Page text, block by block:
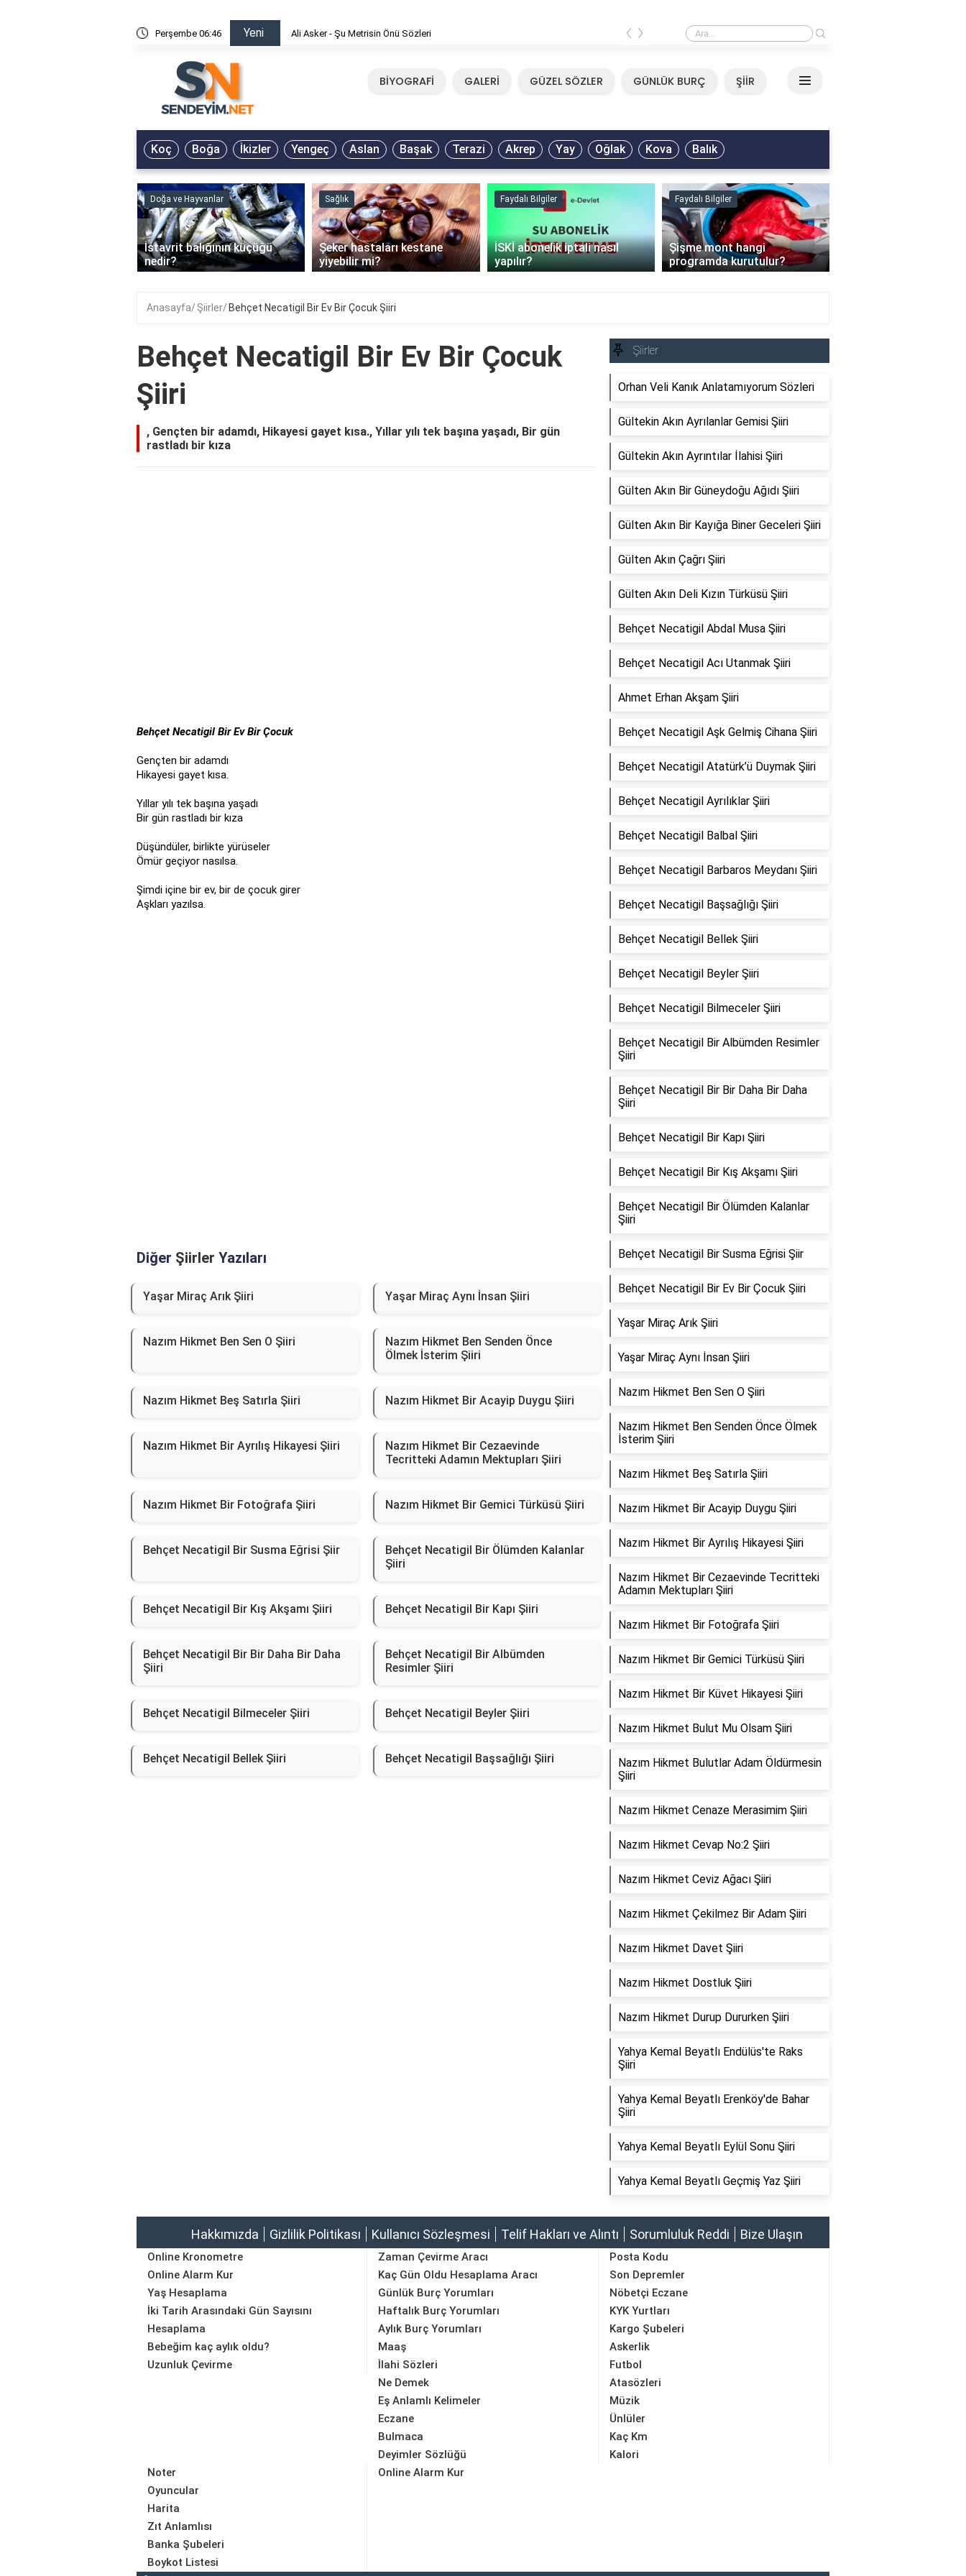
Perşembe 06:46 Yeni Ali Asker - Şu Metrisin Önü Sözleri Mirkelam - Tavla Sözleri
‹ ›
BİYOGRAFİ GALERİ GÜZEL SÖZLER GÜNLÜK BURÇ ŞİİR
Koç Boğa İkizler Yengeç Aslan Başak Terazi Akrep Yay Oğlak Kova Balık
Doğa ve Hayvanlar
İstavrit balığının küçüğü
nedir?
Sağlık
Şeker hastaları kestane
yiyebilir mi?
Faydalı Bilgiler
İSKİ abonelik iptali nasıl
yapılır?
Faydalı Bilgiler
Şişme mont hangi
programda kurutulur?
‹ ›
Anasayfa Şiirler Behçet Necatigil Bir Ev Bir Çocuk Şiiri
Behçet Necatigil Bir Ev Bir Çocuk
Şiiri
, Gençten bir adamdı, Hikayesi gayet kısa., Yıllar yılı tek başına yaşadı, Bir gün
rastladı bir kıza
Behçet Necatigil Bir Ev Bir Çocuk
Gençten bir adamdı
Hikayesi gayet kısa.
Yıllar yılı tek başına yaşadı
Bir gün rastladı bir kıza
Düşündüler, birlikte yürüseler
Ömür geçiyor nasılsa.
Şimdi içine bir ev, bir de çocuk girer
Aşkları yazılsa.
Diğer Şiirler Yazıları
Yaşar Miraç Arık Şiiri Yaşar Miraç Aynı İnsan Şiiri
Nazım Hikmet Ben Sen O Şiiri
Nazım Hikmet Ben Senden Önce
Ölmek İsterim Şiiri
Nazım Hikmet Beş Satırla Şiiri Nazım Hikmet Bir Acayip Duygu Şiiri
Nazım Hikmet Bir Ayrılış Hikayesi Şiiri
Nazım Hikmet Bir Cezaevinde
Tecritteki Adamın Mektupları Şiiri
Nazım Hikmet Bir Fotoğrafa Şiiri Nazım Hikmet Bir Gemici Türküsü Şiiri
Behçet Necatigil Bir Susma Eğrisi Şiir
Behçet Necatigil Bir Ölümden Kalanlar
Şiiri
Behçet Necatigil Bir Kış Akşamı Şiiri Behçet Necatigil Bir Kapı Şiiri
Behçet Necatigil Bir Bir Daha Bir Daha
Şiiri
Behçet Necatigil Bir Albümden
Resimler Şiiri
Behçet Necatigil Bilmeceler Şiiri Behçet Necatigil Beyler Şiiri
Behçet Necatigil Bellek Şiiri Behçet Necatigil Başsağlığı Şiiri
Şiirler
Orhan Veli Kanık Anlatamıyorum Sözleri
Gültekin Akın Ayrılanlar Gemisi Şiiri
Gültekin Akın Ayrıntılar İlahisi Şiiri
Gülten Akın Bir Güneydoğu Ağıdı Şiiri
Gülten Akın Bir Kayığa Biner Geceleri Şiiri
Gülten Akın Çağrı Şiiri
Gülten Akın Deli Kızın Türküsü Şiiri
Behçet Necatigil Abdal Musa Şiiri
Behçet Necatigil Acı Utanmak Şiiri
Ahmet Erhan Akşam Şiiri
Behçet Necatigil Aşk Gelmiş Cihana Şiiri
Behçet Necatigil Atatürk’ü Duymak Şiiri
Behçet Necatigil Ayrılıklar Şiiri
Behçet Necatigil Balbal Şiiri
Behçet Necatigil Barbaros Meydanı Şiiri
Behçet Necatigil Başsağlığı Şiiri
Behçet Necatigil Bellek Şiiri
Behçet Necatigil Beyler Şiiri
Behçet Necatigil Bilmeceler Şiiri
Behçet Necatigil Bir Albümden Resimler
Şiiri
Behçet Necatigil Bir Bir Daha Bir Daha
Şiiri
Behçet Necatigil Bir Kapı Şiiri
Behçet Necatigil Bir Kış Akşamı Şiiri
Behçet Necatigil Bir Ölümden Kalanlar
Şiiri
Behçet Necatigil Bir Susma Eğrisi Şiir
Behçet Necatigil Bir Ev Bir Çocuk Şiiri
Yaşar Miraç Arık Şiiri
Yaşar Miraç Aynı İnsan Şiiri
Nazım Hikmet Ben Sen O Şiiri
Nazım Hikmet Ben Senden Önce Ölmek
İsterim Şiiri
Nazım Hikmet Beş Satırla Şiiri
Nazım Hikmet Bir Acayip Duygu Şiiri
Nazım Hikmet Bir Ayrılış Hikayesi Şiiri
Nazım Hikmet Bir Cezaevinde Tecritteki
Adamın Mektupları Şiiri
Nazım Hikmet Bir Fotoğrafa Şiiri
Nazım Hikmet Bir Gemici Türküsü Şiiri
Nazım Hikmet Bir Küvet Hikayesi Şiiri
Nazım Hikmet Bulut Mu Olsam Şiiri
Nazım Hikmet Bulutlar Adam Öldürmesin
Şiiri
Nazım Hikmet Cenaze Merasimim Şiiri
Nazım Hikmet Cevap No:2 Şiiri
Nazım Hikmet Ceviz Ağacı Şiiri
Nazım Hikmet Çekilmez Bir Adam Şiiri
Nazım Hikmet Davet Şiiri
Nazım Hikmet Dostluk Şiiri
Nazım Hikmet Durup Dururken Şiiri
Yahya Kemal Beyatlı Endülüs'te Raks
Şiiri
Yahya Kemal Beyatlı Erenköy'de Bahar
Şiiri
Yahya Kemal Beyatlı Eylül Sonu Şiiri
Yahya Kemal Beyatlı Geçmiş Yaz Şiiri
Hakkımızda Gizlilik Politikası Kullanıcı Sözleşmesi Telif Hakları ve Alıntı Sorumluluk Reddi Bize Ulaşın
Online Kronometre
Online Alarm Kur
Yaş Hesaplama
İki Tarih Arasındaki Gün Sayısını
Hesaplama
Bebeğim kaç aylık oldu?
Uzunluk Çevirme
Zaman Çevirme Aracı
Kaç Gün Oldu Hesaplama Aracı
Günlük Burç Yorumları
Haftalık Burç Yorumları
Aylık Burç Yorumları
Maaş
Posta Kodu
Son Depremler
Nöbetçi Eczane
KYK Yurtları
Kargo Şubeleri
Askerlik
İlahi Sözleri
Ne Demek
Eş Anlamlı Kelimeler
Eczane
Bulmaca
Deyimler Sözlüğü
Futbol
Atasözleri
Müzik
Ünlüler
Kaç Km
Kalori
Noter
Oyuncular
Harita
Zıt Anlamlısı
Banka Şubeleri
Boykot Listesi
Online Alarm Kur